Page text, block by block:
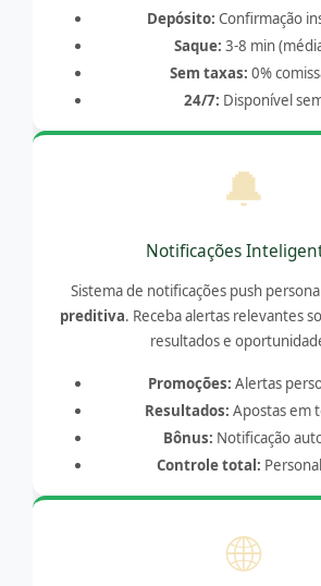
Depósito: Confirmação
Saque: 3-8 min
Sem taxas: 0%
24/7: Disponível
🔔
Notificações
Sistema de notificações push
preditiva. Receba alertas relevantes
resultados e
Promoções: Alertas
Resultados: Apostas em
Bônus: Notificação
Controle total:
🌐